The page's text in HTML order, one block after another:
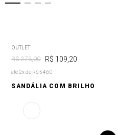
OUTLET
R$ 273,00 R$ 109 20
até 2x de R$ 54,60
SANDÁLIA COM BRILHO